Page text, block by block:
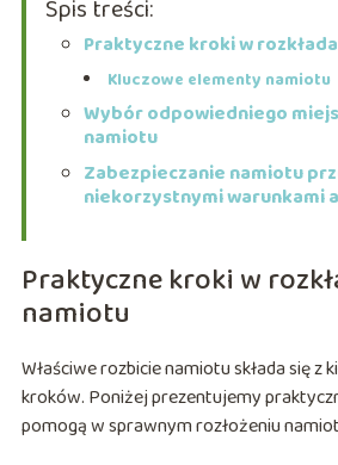
Spis treści:
Praktyczne kroki w
Kluczowe elementy namiotu
Wybór odpowiedniego
namiotu
Zabezpieczanie namiotu
niekorzystnymi warunkami
Praktyczne kroki w
namiotu
Właściwe rozbicie namiotu składa się z
kroków. Poniżej prezentujemy
pomogą w sprawnym rozłożeniu